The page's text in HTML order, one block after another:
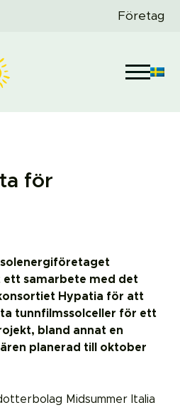
Företag
för
solenergiföretaget
ett samarbete med det
Hypatia för att
tunnfilmssolceller för ett
bland annat en
planerad till oktober
Midsummer Italia